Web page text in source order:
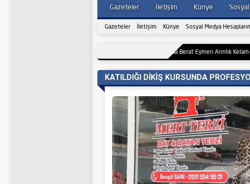
Gazeteler İletişim Künye Sosyal
Gazeteler İletişim Künye Sosyal Medya
Kumru’da Berat Eymen Arınlık Kelam-ı Kadim’i
KATILDIĞI DİKİŞ KURSUNDA